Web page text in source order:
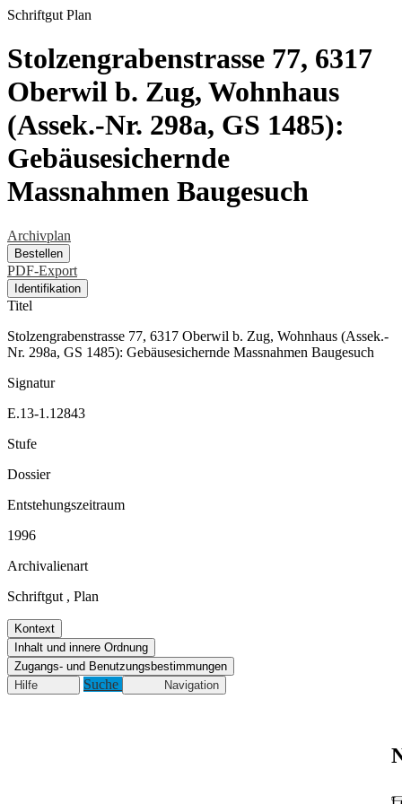
Schriftgut Plan
Stolzengrabenstrasse 77, 6317
Oberwil b. Zug, Wohnhaus
(Assek.-Nr. 298a, GS 1485):
Gebäusesichernde
Massnahmen Baugesuch
Archivplan
Bestellen
PDF-Export
Identifikation
Titel
Stolzengrabenstrasse 77, 6317 Oberwil b. Zug, Wohnhaus (Assek.-
Nr. 298a, GS 1485): Gebäusesichernde Massnahmen Baugesuch
Signatur
E.13-1.12843
Stufe
Dossier
Entstehungszeitraum
1996
Archivalienart
Schriftgut , Plan
Kontext
Inhalt und innere Ordnung
Zugangs- und Benutzungsbestimmungen
Hilfe
Suche Navigation